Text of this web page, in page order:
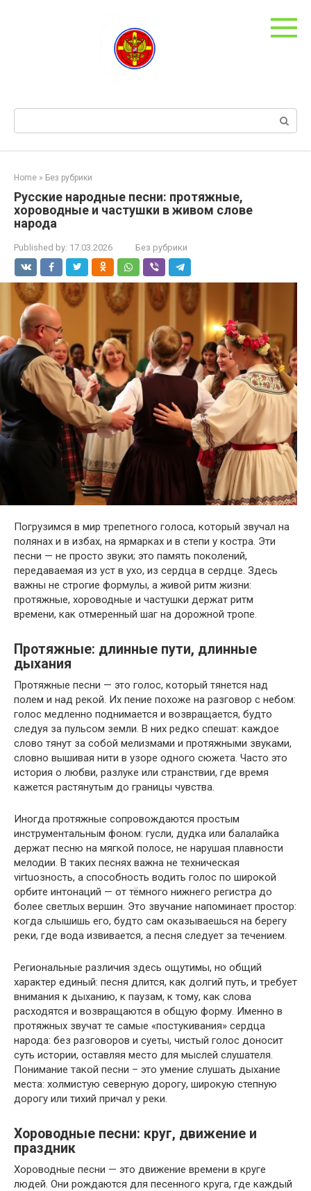
Search:
Home » Без рубрики
Русские народные песни: протяжные,
хороводные и частушки в живом слове
народа
Published by: 17.03.2026 Без рубрики
Погрузимся в мир трепетного голоса, который звучал на
полянах и в избах, на ярмарках и в степи у костра. Эти
песни — не просто звуки; это память поколений,
передаваемая из уст в ухо, из сердца в сердце. Здесь
важны не строгие формулы, а живой ритм жизни:
протяжные, хороводные и частушки держат ритм
времени, как отмеренный шаг на дорожной тропе.
Протяжные: длинные пути, длинные
дыхания
Протяжные песни — это голос, который тянется над
полем и над рекой. Их пение похоже на разговор с небом:
голос медленно поднимается и возвращается, будто
следуя за пульсом земли. В них редко спешат: каждое
слово тянут за собой мелизмами и протяжными звуками,
словно вышивая нити в узоре одного сюжета. Часто это
история о любви, разлуке или странствии, где время
кажется растянутым до границы чувства.
Иногда протяжные сопровождаются простым
инструментальным фоном: гусли, дудка или балалайка
держат песню на мягкой полосе, не нарушая плавности
мелодии. В таких песнях важна не техническая
virtuозность, а способность водить голос по широкой
орбитe интонаций — от тёмного нижнего регистра до
более светлых вершин. Это звучание напоминает простор:
когда слышишь его, будто сам оказываешься на берегу
реки, где вода извивается, а песня следует за течением.
Региональные различия здесь ощутимы, но общий
характер единый: песня длится, как долгий путь, и требует
внимания к дыханию, к паузам, к тому, как слова
расходятся и возвращаются в общую форму. Именно в
протяжных звучат те самые «постукивания» сердца
народа: без разговоров и суеты, чистый голос доносит
суть истории, оставляя место для мыслей слушателя.
Понимание такой песни – это умение слушать дыхание
места: холмистую северную дорогу, широкую степную
дорогу или тихий причал у реки.
Хороводные песни: круг, движение и
праздник
Хороводные песни — это движение времени в круге
людей. Они рождаются для песенного круга, где каждый